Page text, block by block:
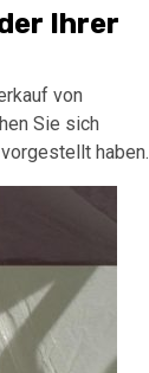
Ihrer
von
Sie sich
haben.